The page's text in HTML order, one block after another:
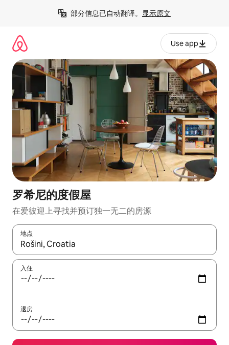
部分信息已自动翻译。 显示原文
Use app
罗希尼的度假屋
在爱彼迎上寻找并预订独一无二的房源
地点
如有搜索结果，请使用上下方向键查看，或通过点击或滑动手势
入住
退房